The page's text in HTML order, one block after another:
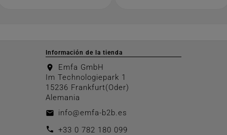
Información de la tienda
location_on
Emfa GmbH
Im Technologiepark 1
15236 Frankfurt(Oder)
Alemania
email info@emfa-b2b.es
call +33 0 782 180 099